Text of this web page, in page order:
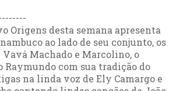
Origens desta semana apresenta
ao lado de seu conjunto, os
Vavá Machado e Marcolino, o
Raymundo com sua tradição do
na linda voz de Ely Camargo e